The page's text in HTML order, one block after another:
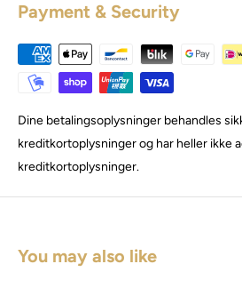
Payment & Security
Dine betalingsoplysninger behandles
kreditkortoplysninger og har heller ikke
kreditkortoplysninger.
You may also like